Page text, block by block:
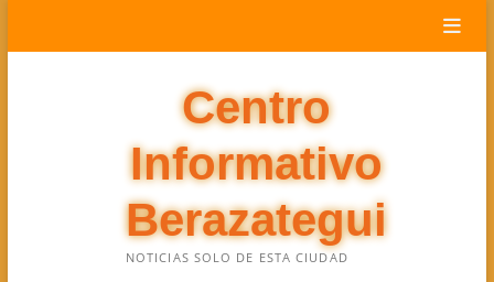
Centro
Informativo
Berazategui
NOTICIAS SOLO DE ESTA CIUDAD